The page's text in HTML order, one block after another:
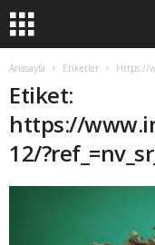
Anasayfa Etiketler Https://
Etiket:
https://
12/